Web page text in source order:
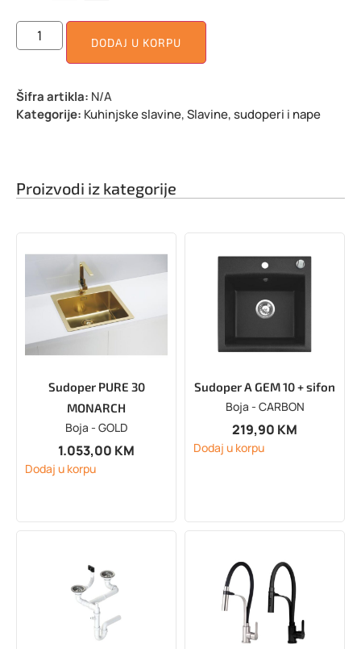
DODAJ U KORPU
Šifra artikla: N/A
Kategorije: Kuhinjske slavine,Slavine, sudoperi i nape
Proizvodi iz kategorije
Sudoper PURE 30
MONARCH
Boja - GOLD
1.053,00 KM
Dodaj u korpu
Sudoper A GEM 10 + sifon
Boja - CARBON
219,90 KM
Dodaj u korpu